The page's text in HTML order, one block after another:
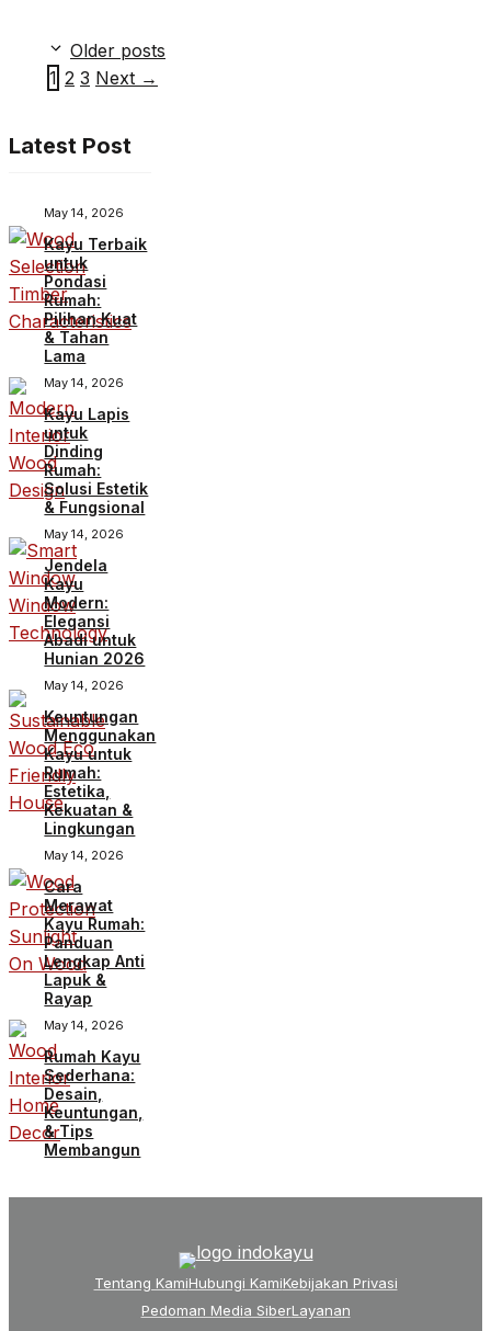
Older posts
Page
1 Page
2 Page
3 Next →
Latest Post
May 14, 2026
Kayu Terbaik
untuk
Pondasi
Rumah:
Pilihan Kuat
& Tahan
Lama
May 14, 2026
Kayu Lapis
untuk
Dinding
Rumah:
Solusi Estetik
& Fungsional
May 14, 2026
Jendela
Kayu
Modern:
Elegansi
Abadi untuk
Hunian 2026
May 14, 2026
Keuntungan
Menggunakan
Kayu untuk
Rumah:
Estetika,
Kekuatan &
Lingkungan
May 14, 2026
Cara
Merawat
Kayu Rumah:
Panduan
Lengkap Anti
Lapuk &
Rayap
May 14, 2026
Rumah Kayu
Sederhana:
Desain,
Keuntungan,
& Tips
Membangun
Tentang KamiHubungi KamiKebijakan Privasi
Pedoman Media SiberLayanan